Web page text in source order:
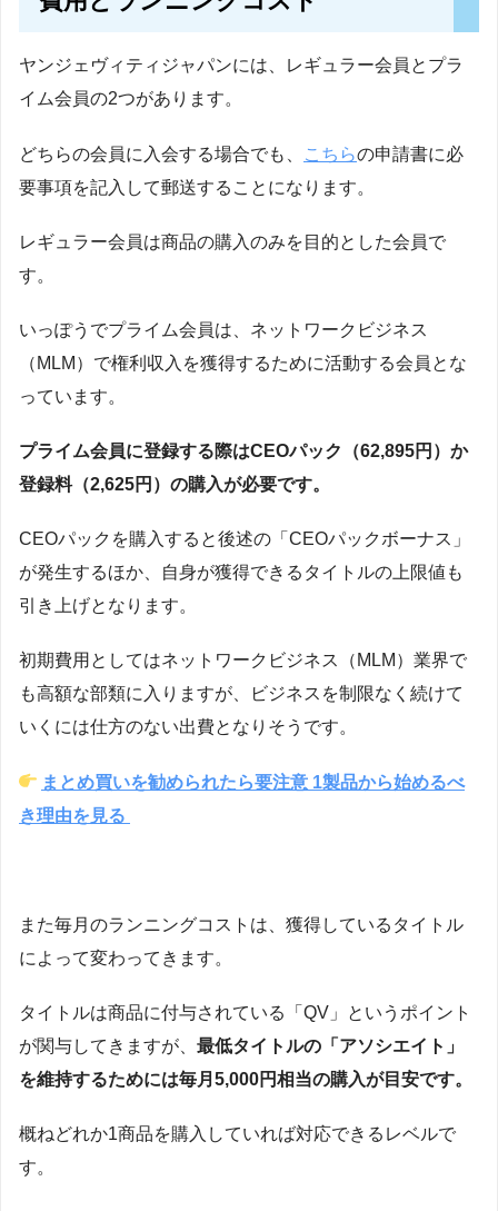
ヤンジェヴィティジャパンには、レギュラー会員とプラ
イム会員の2つがあります。
どちらの会員に入会する場合でも、 こちらの申請書に必
要事項を記入して郵送することになります。
レギュラー会員は商品の購入のみを目的とした会員で
す。
いっぽうでプライム会員は、ネットワークビジネス
（MLM）で権利収入を獲得するために活動する会員とな
っています。
プライム会員に登録する際はCEOパック（62,895円）か
登録料（2,625円）の購入が必要です。
CEOパックを購入すると後述の「CEOパックボーナス」
が発生するほか、自身が獲得できるタイトルの上限値も
引き上げとなります。
初期費用としてはネットワークビジネス（MLM）業界で
も高額な部類に入りますが、ビジネスを制限なく続けて
いくには仕方のない出費となりそうです。
まとめ買いを勧められたら要注意 1製品から始めるべ
き理由を見る
また毎月のランニングコストは、獲得しているタイトル
によって変わってきます。
タイトルは商品に付与されている「QV」というポイント
が関与してきますが、 最低タイトルの「アソシエイト」
を維持するためには毎月5,000円相当の購入が目安です。
概ねどれか1商品を購入していれば対応できるレベルで
す。